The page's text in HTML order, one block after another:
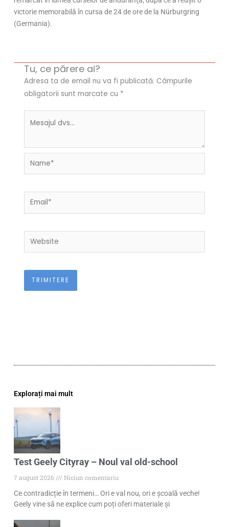
victorie memorabilă în cursa de 24 de ore de la Nürburgring
(Germania).
Tu, ce părere ai?
Adresa ta de email nu va fi publicată. Câmpurile
obligatorii sunt marcate cu *
Name*
Email*
Website
Explorați mai mult
Test Geely Cityray – Noul val old-school
7 august 2026
Niciun comentariu
Ce contradicție în termeni… Ori e val nou, ori e școală veche!
Geely vine să ne explice cum poți oferi materiale și